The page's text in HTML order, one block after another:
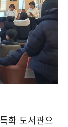
화 도서관으